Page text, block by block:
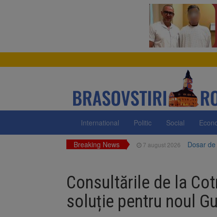
International Politic Social
Breaking News 7 august 2026 Dosar
neigienizate
7 august 2026
7 august 2026
Consultările de la
soluție pentru noul